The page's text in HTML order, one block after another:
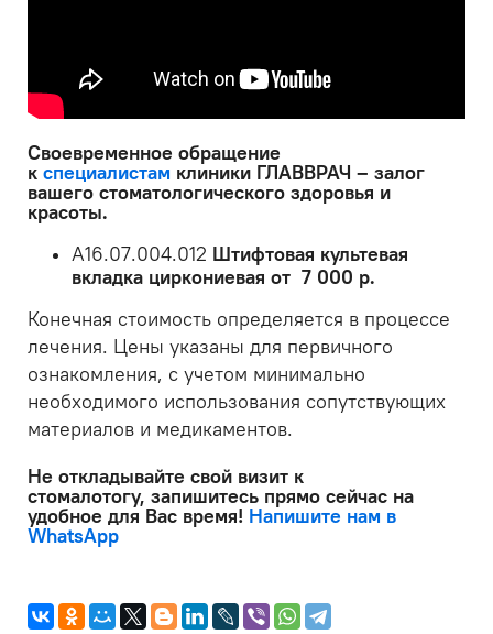
Своевременное обращение
к специалистам клиники ГЛАВВРАЧ – залог
вашего стоматологического здоровья и
красоты.
A16.07.004.012 Штифтовая культевая
вкладка циркониевая от 7 000 р.
Конечная стоимость определяется в процессе
лечения. Цены указаны для первичного
ознакомления, с учетом минимально
необходимого использования сопутствующих
материалов и медикаментов.
Не откладывайте свой визит к
стомалотогу, запишитесь прямо сейчас на
удобное для Вас время! Напишите нам в
WhatsApp